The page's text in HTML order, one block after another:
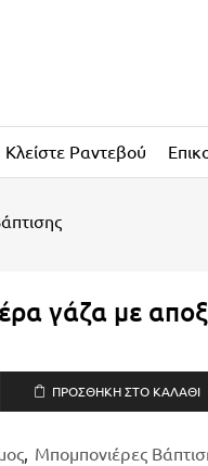
Κλείστε Ραντεβού
γάζα με
ΠΡΟΣΘΉΚΗ ΣΤΟ ΚΑΛΆΘΙ
, Μπομπονιέρες